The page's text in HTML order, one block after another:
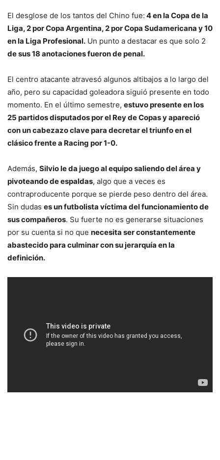
El desglose de los tantos del Chino fue: 4 en la Copa de la
Liga, 2 por Copa Argentina, 2 por Copa Sudamericana y 10
en la Liga Profesional. Un punto a destacar es que solo 2
de sus 18 anotaciones fueron de penal.
El centro atacante atravesó algunos altibajos a lo largo del
año, pero su capacidad goleadora siguió presente en todo
momento. En el último semestre, estuvo presente en los
25 partidos disputados por el Rey de Copas y apareció
con un cabezazo clave para decretar el triunfo en el
clásico frente a Racing por 1-0.
Además, Silvio le da juego al equipo saliendo del área y
pivoteando de espaldas, algo que a veces es
contraproducente porque se pierde peso dentro del área.
Sin dudas es un futbolista víctima del funcionamiento de
sus compañeros. Su fuerte no es generarse situaciones
por su cuenta si no que necesita ser constantemente
abastecido para culminar con su jerarquía en la
definición.